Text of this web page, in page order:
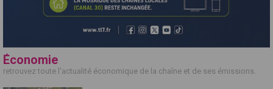
Économie
retrouvez toute l'actualité économique de la chaîne et de ses émissions.